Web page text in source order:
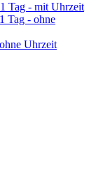
Tag - mit Uhrzeit
Tag - ohne
Uhrzeit